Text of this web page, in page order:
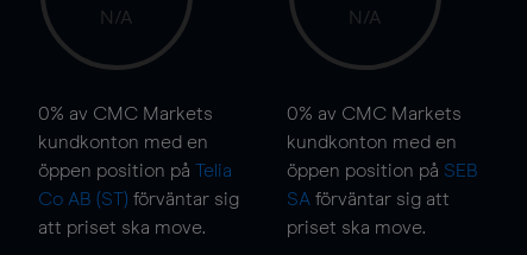
N/A
0% av CMC Markets
kundkonton med en
öppen position på Telia
Co AB (ST) förväntar sig
att priset ska move.
N/A
0% av CMC Markets
kundkonton med en
öppen position på SEB
SA förväntar sig att
priset ska move.